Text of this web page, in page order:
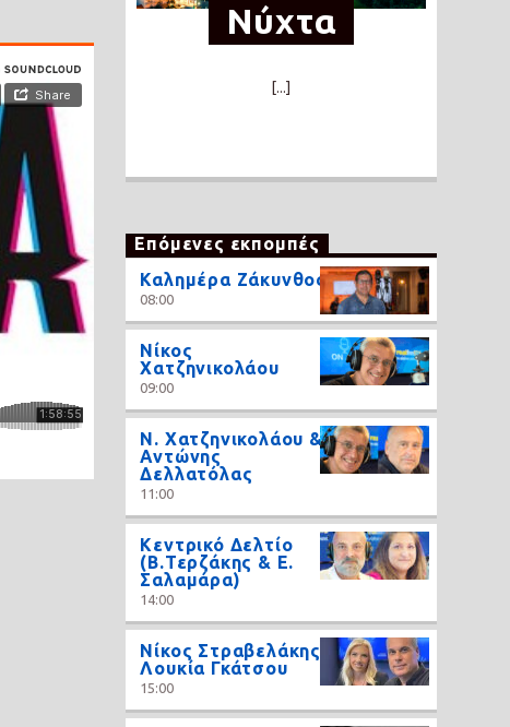
Νύχτα
[...]
Επόμενες εκπομπές
Καλημέρα Ζάκυνθος
08:00
Νίκος
Χατζηνικολάου
09:00
N. Χατζηνικολάου &
Αντώνης
Δελλατόλας
11:00
Κεντρικό Δελτίο
(Β.Τερζάκης & Ε.
Σαλαμάρα)
14:00
Νίκος Στραβελάκης,
Λουκία Γκάτσου
15:00